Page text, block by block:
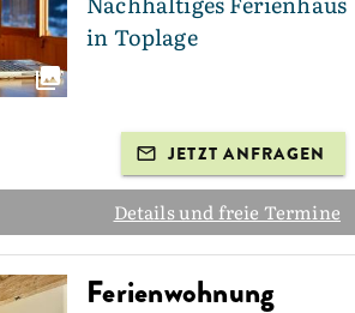
in Toplage
JETZT ANFRAGEN
Details und freie Termine
Ferienwohnung